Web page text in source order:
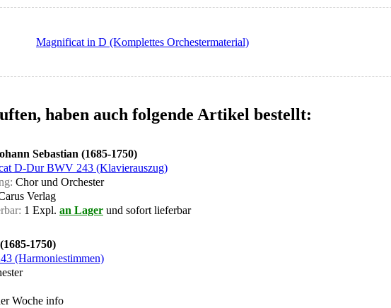
Magnificat in D (Komplettes Orchestermaterial)
haben auch folgende Artikel bestellt:
Sebastian (1685-1750)
D-Dur BWV 243 (Klavierauszug)
Chor und Orchester
Verlag
1 Expl. an Lager und sofort lieferbar
1750)
(Harmoniestimmen)
Woche info